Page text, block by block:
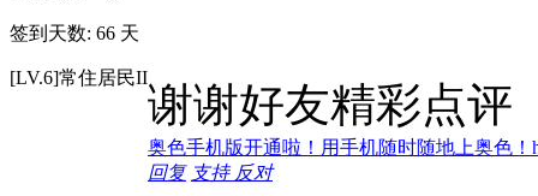
签到天数: 66 天
[LV.6]常住居民II
谢谢好友精彩点评
奥色手机版开通啦！用手机随时随地上奥色！
回复 支持 反对